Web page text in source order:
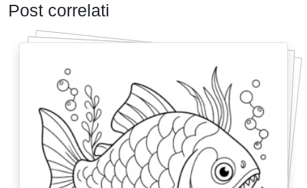
Post correlati